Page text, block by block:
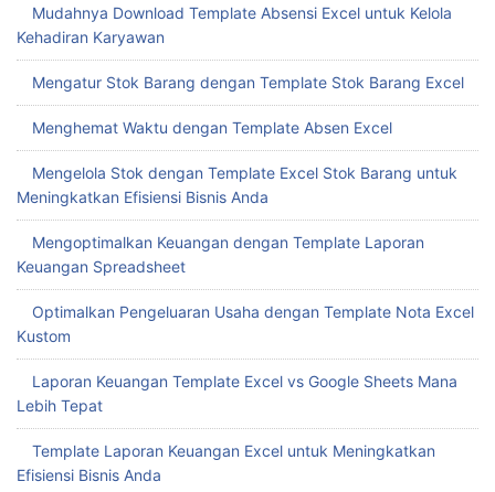
Mudahnya Download Template Absensi Excel untuk Kelola
Kehadiran Karyawan
Mengatur Stok Barang dengan Template Stok Barang Excel
Menghemat Waktu dengan Template Absen Excel
Mengelola Stok dengan Template Excel Stok Barang untuk
Meningkatkan Efisiensi Bisnis Anda
Mengoptimalkan Keuangan dengan Template Laporan
Keuangan Spreadsheet
Optimalkan Pengeluaran Usaha dengan Template Nota Excel
Kustom
Laporan Keuangan Template Excel vs Google Sheets Mana
Lebih Tepat
Template Laporan Keuangan Excel untuk Meningkatkan
Efisiensi Bisnis Anda